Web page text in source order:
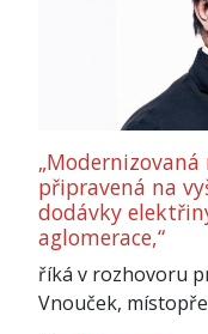
připravená na
dodávky
aglomerace,“
říká v rozhovoru
Vnouček,